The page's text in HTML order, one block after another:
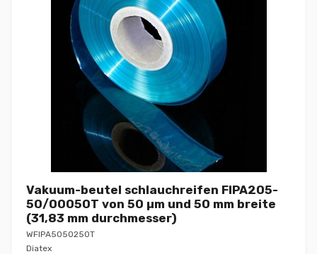
Vakuum-beutel schlauchreifen FIPA205-
50/00050T von 50 µm und 50 mm breite
(31,83 mm durchmesser)
WFIPA5050250T
Diatex